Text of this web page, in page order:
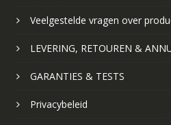
Veelgestelde vragen over
LEVERING, RETOUREN &
GARANTIES & TESTS
Privacybeleid